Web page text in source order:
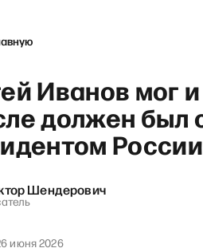
Иванов мог
должен был
России
Шендерович
июня 2026
«Лазарева